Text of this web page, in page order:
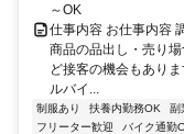
～OK
仕事内容 お仕事内容
商品の品出し・売り
ど接客の機会もあり
ルバイ...
制服あり 扶養内勤務OK 副
フリーター歓迎
バイク通勤